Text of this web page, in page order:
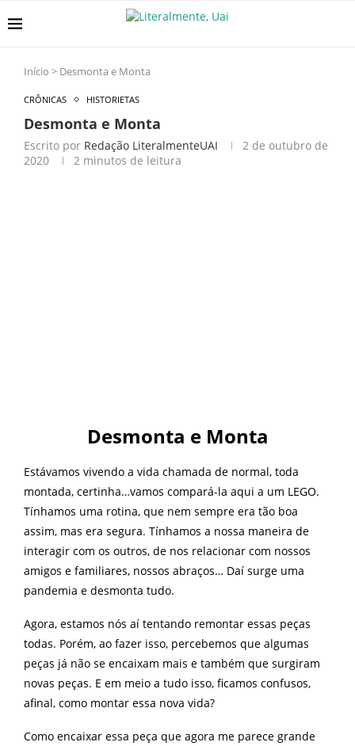
Início > Desmonta e Monta
CRÔNICAS HISTORIETAS
Desmonta e Monta
Escrito por Redação LiteralmenteUAI
2 de outubro de
2020
2 minutos de leitura
Desmonta e Monta
Estávamos vivendo a vida chamada de normal, toda
montada, certinha…vamos compará-la aqui a um LEGO.
Tínhamos uma rotina, que nem sempre era tão boa
assim, mas era segura. Tínhamos a nossa maneira de
interagir com os outros, de nos relacionar com nossos
amigos e familiares, nossos abraços… Daí surge uma
pandemia e desmonta tudo.
Agora, estamos nós aí tentando remontar essas peças
todas. Porém, ao fazer isso, percebemos que algumas
peças já não se encaixam mais e também que surgiram
novas peças. E em meio a tudo isso, ficamos confusos,
afinal, como montar essa nova vida?
Como encaixar essa peça que agora me parece grande